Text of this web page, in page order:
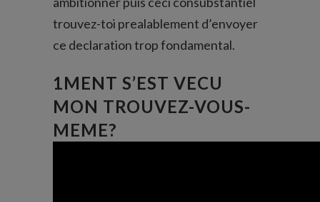
trouvez-toi prealablement d’envoyer
ce declaration trop fondamental.
1MENT S’EST VECU
MON TROUVEZ-VOUS-
MEME?